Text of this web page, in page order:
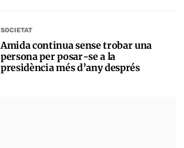
SOCIETAT
Amida continua sense trobar una
persona per posar-se a la
presidència més d’any després